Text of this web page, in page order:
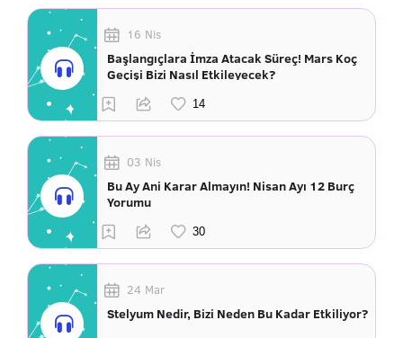
16 Nis
Başlangıçlara İmza Atacak Süreç! Mars Koç
Geçişi Bizi Nasıl Etkileyecek?
03 Nis
Bu Ay Ani Karar Almayın! Nisan Ayı 12 Burç
Yorumu
24 Mar
Stelyum Nedir, Bizi Neden Bu Kadar Etkiliyor?